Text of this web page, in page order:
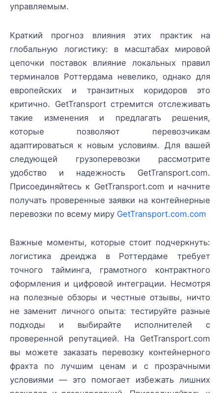
управляемым.
Краткий прогноз влияния этих практик на
глобальную логистику: в масштабах мировой
цепочки поставок влияние локальных правил
терминалов Роттердама невелико, однако для
европейских и транзитных коридоров это
критично. GetTransport стремится отслеживать
такие изменения и предлагать решения,
которые позволяют перевозчикам
адаптироваться к новым условиям. Для вашей
следующей грузоперевозки рассмотрите
удобство и надежность GetTransport.com.
Присоединяйтесь к GetTransport.com и начните
получать проверенные заявки на контейнерные
перевозки по всему миру GetTransport.com.com
Важные моменты, которые стоит подчеркнуть:
логистика дреиджа в Роттердаме требует
точного тайминга, грамотного контрактного
оформления и цифровой интеграции. Несмотря
на полезные обзоры и честные отзывы, ничто
не заменит личного опыта: тестируйте разные
подходы и выбирайте исполнителей с
проверенной репутацией. На GetTransport.com
вы можете заказать перевозку контейнерного
фрахта по лучшим ценам и с прозрачными
условиями — это помогает избежать лишних